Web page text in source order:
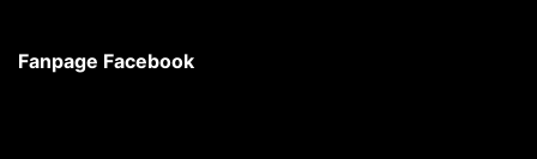
Fanpage Facebook